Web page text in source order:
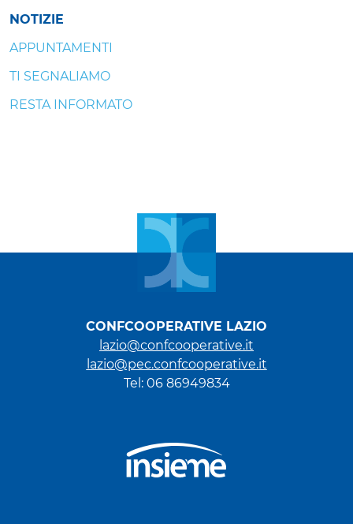
NOTIZIE
APPUNTAMENTI
TI SEGNALIAMO
RESTA INFORMATO
CONFCOOPERATIVE LAZIO
lazio@confcooperative.it
lazio@pec.confcooperative.it
Tel: 06 86949834